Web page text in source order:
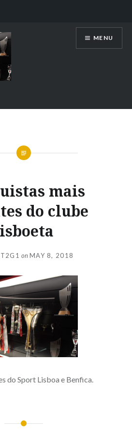
MENU
mais
do clube
T2G1 onMAY 8, 2018
do Sport Lisboa e Benfica.